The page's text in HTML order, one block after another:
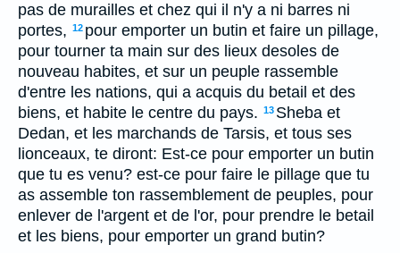
pas de murailles et chez qui il n'y a ni barres ni
portes, 12 pour emporter un butin et faire un pillage,
pour tourner ta main sur des lieux desoles de
nouveau habites, et sur un peuple rassemble
d'entre les nations, qui a acquis du betail et des
biens, et habite le centre du pays. 13 Sheba et
Dedan, et les marchands de Tarsis, et tous ses
lionceaux, te diront: Est-ce pour emporter un butin
que tu es venu? est-ce pour faire le pillage que tu
as assemble ton rassemblement de peuples, pour
enlever de l'argent et de l'or, pour prendre le betail
et les biens, pour emporter un grand butin?